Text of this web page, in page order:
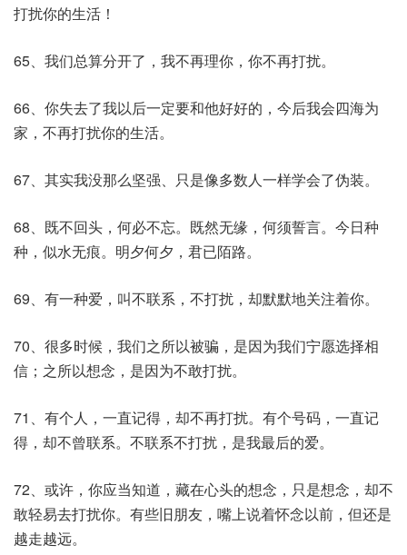
打扰你的生活！
65、我们总算分开了，我不再理你，你不再打扰。
66、你失去了我以后一定要和他好好的，今后我会四海为
家，不再打扰你的生活。
67、其实我没那么坚强、只是像多数人一样学会了伪装。
68、既不回头，何必不忘。既然无缘，何须誓言。今日种
种，似水无痕。明夕何夕，君已陌路。
69、有一种爱，叫不联系，不打扰，却默默地关注着你。
70、很多时候，我们之所以被骗，是因为我们宁愿选择相
信；之所以想念，是因为不敢打扰。
71、有个人，一直记得，却不再打扰。有个号码，一直记
得，却不曾联系。不联系不打扰，是我最后的爱。
72、或许，你应当知道，藏在心头的想念，只是想念，却不
敢轻易去打扰你。有些旧朋友，嘴上说着怀念以前，但还是
越走越远。